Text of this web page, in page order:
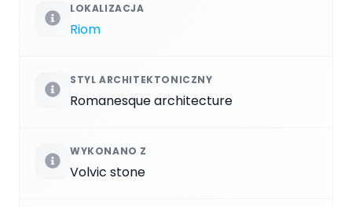
LOKALIZACJA
Riom
STYL ARCHITEKTONICZNY
Romanesque architecture
WYKONANO Z
Volvic stone